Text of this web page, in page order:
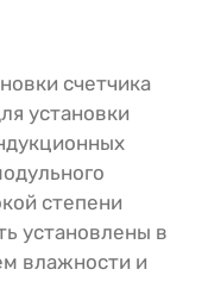
счетчика
установки
степени
установлены в
влажности и